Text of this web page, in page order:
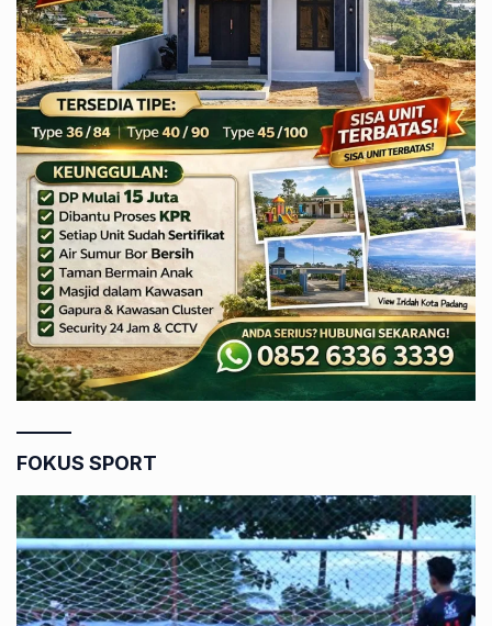
FOKUS SPORT